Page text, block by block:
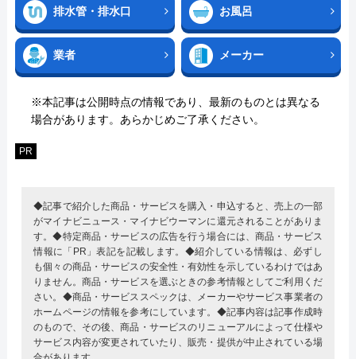
排水管・排水口 お風呂
業者 メーカー
※本記事は公開時点の情報であり、最新のものとは異なる
場合があります。あらかじめご了承ください。
PR
◆記事で紹介した商品・サービスを購入・申込すると、売上の一部
がマイナビニュース・マイナビウーマンに還元されることがありま
す。◆特定商品・サービスの広告を行う場合には、商品・サービス
情報に「PR」表記を記載します。◆紹介している情報は、必ずし
も個々の商品・サービスの安全性・有効性を示しているわけではあ
りません。商品・サービスを選ぶときの参考情報としてご利用くだ
さい。◆商品・サービススペックは、メーカーやサービス事業者の
ホームページの情報を参考にしています。◆記事内容は記事作成時
のもので、その後、商品・サービスのリニューアルによって仕様や
サービス内容が変更されていたり、販売・提供が中止されている場